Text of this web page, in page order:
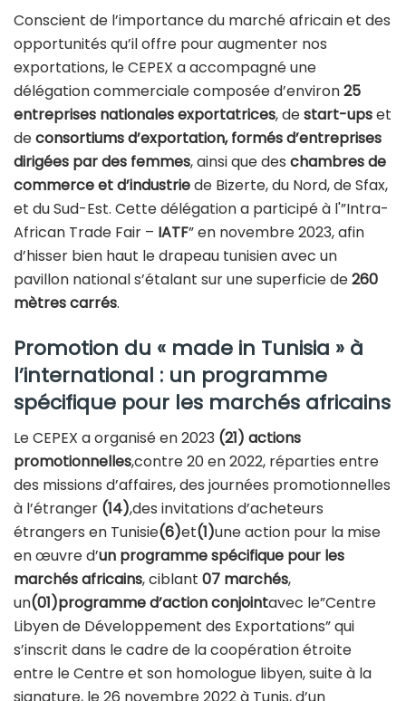
Conscient de l’importance du marché africain et des
opportunités qu’il offre pour augmenter nos
exportations, le CEPEX a accompagné une
délégation commerciale composée d’environ25
entreprises nationales exportatrices, destart-upset
deconsortiums d’exportation, formés d’entreprises
dirigées par des femmes, ainsi que des chambres de
commerce et d’industriede Bizerte, du Nord, de Sfax,
et du Sud-Est. Cette délégation a participé à l'”Intra-
African Trade Fair – IATF” en novembre 2023, afin
d’hisser bien haut le drapeau tunisien avec un
pavillon national s’étalant sur une superficie de260
mètres carrés.
Promotion du « made in Tunisia » à
l’international : un programme
spécifique pour les marchés africains
Le CEPEX a organisé en 2023 (21) actions
promotionnelles,contre 20 en 2022, réparties entre
des missions d’affaires, des journées promotionnelles
à l’étranger (14),des invitations d’acheteurs
étrangers en Tunisie(6)et(1)une action pour la mise
en œuvre d’un programme spécifique pour les
marchés africains, ciblant 07 marchés,
un(01)programme d’action conjointavec le”Centre
Libyen de Développement des Exportations” qui
s’inscrit dans le cadre de la coopération étroite
entre le Centre et son homologue libyen, suite à la
signature, le 26 novembre 2022 à Tunis, d’un